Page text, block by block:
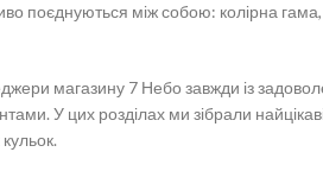
поєднуються між собою: колірна гама,
магазину 7 Небо завжди із
У цих розділах ми зібрали